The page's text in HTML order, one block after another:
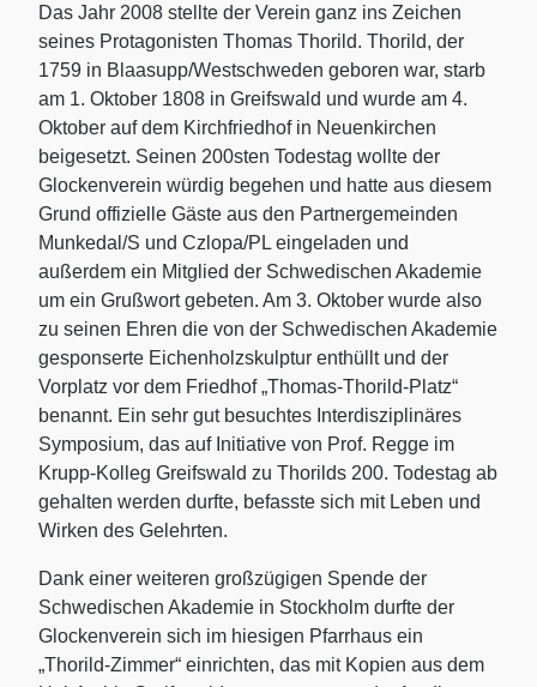
Das Jahr 2008 stellte der Verein ganz ins Zeichen
seines Protagonisten Thomas Thorild. Thorild, der
1759 in Blaasupp/Westschweden geboren war, starb
am 1. Oktober 1808 in Greifswald und wurde am 4.
Oktober auf dem Kirchfriedhof in Neuenkirchen
beigesetzt. Seinen 200sten Todestag wollte der
Glockenverein würdig begehen und hatte aus diesem
Grund offizielle Gäste aus den Partnergemeinden
Munkedal/S und Czlopa/PL eingeladen und
außerdem ein Mitglied der Schwedischen Akademie
um ein Grußwort gebeten. Am 3. Oktober wurde also
zu seinen Ehren die von der Schwedischen Akademie
gesponserte Eichenholzskulptur enthüllt und der
Vorplatz vor dem Friedhof „Thomas-Thorild-Platz“
benannt. Ein sehr gut besuchtes Interdisziplinäres
Symposium, das auf Initiative von Prof. Regge im
Krupp-Kolleg Greifswald zu Thorilds 200. Todestag ab
gehalten werden durfte, befasste sich mit Leben und
Wirken des Gelehrten.
Dank einer weiteren großzügigen Spende der
Schwedischen Akademie in Stockholm durfte der
Glockenverein sich im hiesigen Pfarrhaus ein
„Thorild-Zimmer“ einrichten, das mit Kopien aus dem